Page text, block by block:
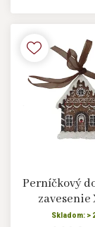
Perníčkový
zavesenie
Skladom: >